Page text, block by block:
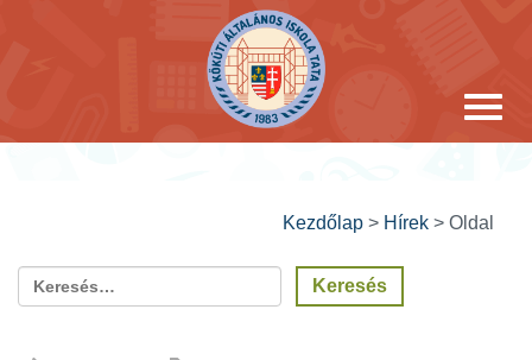
Kezdőlap > Hírek > Oldal